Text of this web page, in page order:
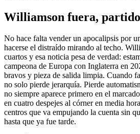
Williamson fuera,
No hace falta vender un apocalipsis por
hacerse el distraído mirando al techo.
cuartos y esa noticia pesa de verdad:
campeona de Europa con Inglaterra en
bravos y pieza de salida limpia. Cuando
no solo pierde jerarquía. Pierde
no siempre aparece primero en el
en cuatro despejes al córner en media
centros que va empujando la cuenta sin
hasta que ya fue tarde.